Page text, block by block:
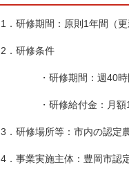
1．研修期間：原則1年間（更
2．研修条件
・研修期間：週40時間
・研修給付金：月額
3．研修場所等：市内の認定
4．事業実施主体：豊岡市認